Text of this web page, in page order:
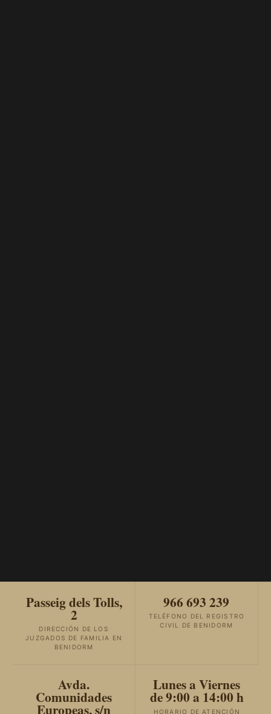
Passeig dels Tolls,
2
DIRECCIÓN DE LOS
JUZGADOS DE FAMILIA EN
BENIDORM
966 693 239
TELÉFONO DEL REGISTRO
CIVIL DE BENIDORM
Avda.
Comunidades
Europeas, s/n
Lunes a Viernes
de 9:00 a 14:00 h
HORARIO DE ATENCIÓN